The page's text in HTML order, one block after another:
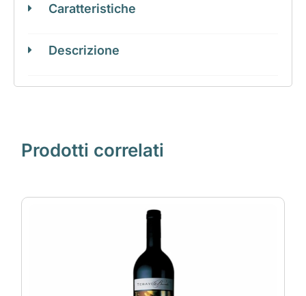
Caratteristiche
Descrizione
Prodotti correlati